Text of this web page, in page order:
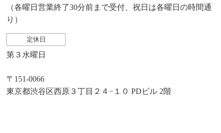
（各曜日営業終了30分前まで受付、祝日は各曜日の時間通
り）
定休日
第３水曜日
〒151-0066
東京都渋谷区西原３丁目２４−１０ PDビル 2階